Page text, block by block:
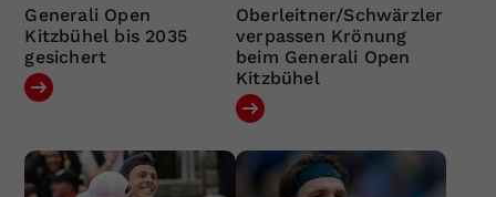
Generali Open
Kitzbühel bis 2035
gesichert
Oberleitner/Schwärzler
verpassen Krönung
beim Generali Open
Kitzbühel